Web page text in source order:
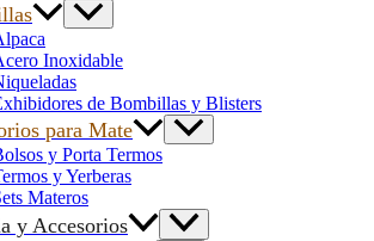
Inoxidable
de Bombillas y Blisters
para Mate
y Porta Termos
y Yerberas
Materos
y Accesorios